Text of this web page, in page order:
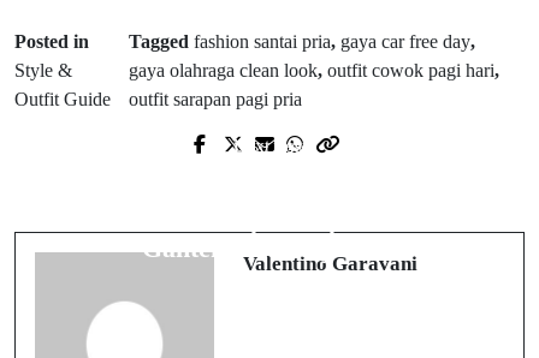
Posted in
Style &
Outfit Guide
Tagged fashion santai pria, gaya car free day,
gaya olahraga clean look, outfit cowok pagi hari,
outfit sarapan pagi pria
Prev Post
Next Post
Ganteng, dan Nyaman
Valentino Garavani